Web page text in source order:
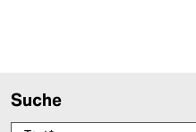
Suche